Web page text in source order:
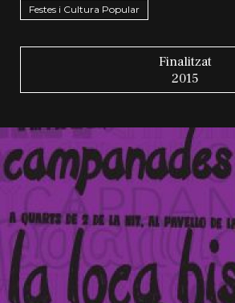
Festes i Cultura Popular
Finalitzat
2015